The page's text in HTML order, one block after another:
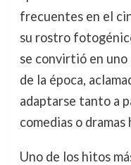
frecuentes en el
su rostro
se convirtió en uno
de la época,
adaptarse tanto a
comedias o
Uno de los hitos